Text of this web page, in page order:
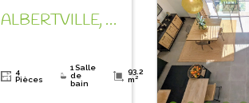
ALBERTVILLE, DANS LE QUARTIER RECHERCHE DE ST SIGISMOND!
4
Pièces
1 Salle
de
bain
93.2
m²